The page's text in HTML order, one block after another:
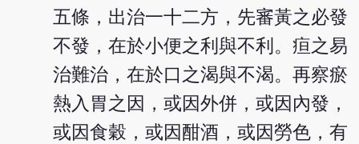
五條，出治一十二方，先審黃之必發
不發，在於小便之利與不利。疸之易
治難治，在於口之渴與不渴。再察瘀
熱入胃之因，或因外併，或因內發，
或因食穀，或因酣酒，或因勞色，有